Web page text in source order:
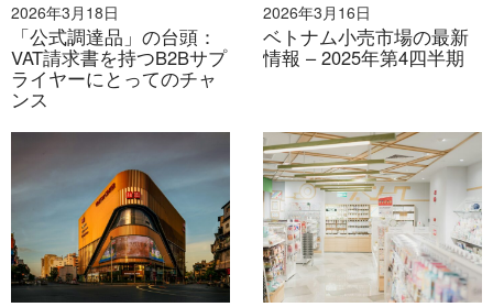
ベトナムにおける質の高い人材育成：政策上の優先事項
と近年のベトナム・日本協力
2026年3月18日
「公式調達品」の台頭：
VAT請求書を持つB2Bサプ
ライヤーにとってのチャ
ンス
2026年3月16日
ベトナム小売市場の最新
情報 – 2025年第4四半期